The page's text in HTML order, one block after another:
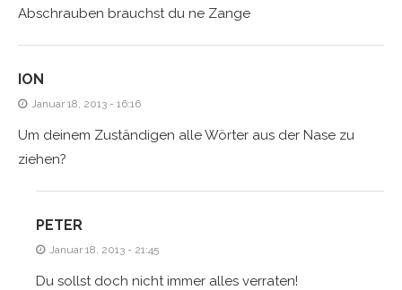
Abschrauben brauchst du ne Zange
ION
Januar 18, 2013 - 16:16
Um deinem Zuständigen alle Wörter aus der Nase zu
ziehen?
PETER
Januar 18, 2013 - 21:45
Du sollst doch nicht immer alles verraten!